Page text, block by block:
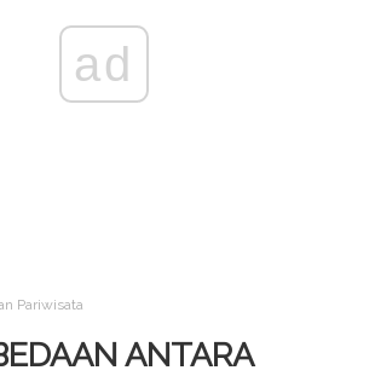
ad
Pariwisata
ANTARA